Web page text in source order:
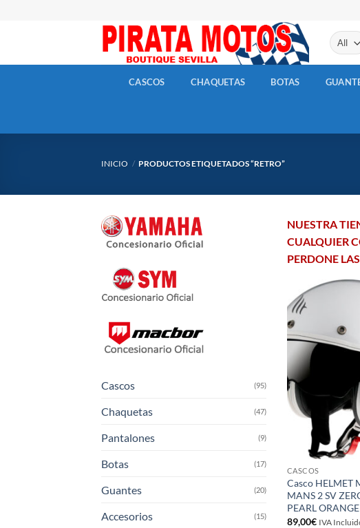
CASCOS CHAQUETAS BOTAS
INICIO / PRODUCTOS ETIQUETADOS “RETRO”
Cascos (95)
Chaquetas (47)
Pantalones (9)
Botas (17)
Guantes (20)
Accesorios (15)
NUESTRA
CUALQUIER
PERDONE
CASCOS
Casco HELMET
MANS 2 SV
PEARL ORANGE
89,00€ IVA